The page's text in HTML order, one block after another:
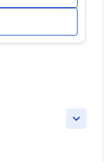
keyboard_arrow_down